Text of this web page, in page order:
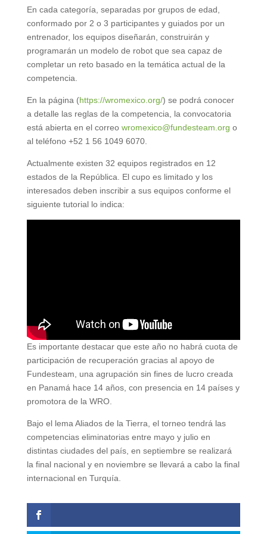
En cada categoría, separadas por grupos de edad,
conformado por 2 o 3 participantes y guiados por un
entrenador, los equipos diseñarán, construirán y
programarán un modelo de robot que sea capaz de
completar un reto basado en la temática actual de la
competencia.
En la página (https://wromexico.org/) se podrá conocer
a detalle las reglas de la competencia, la convocatoria
está abierta en el correo wromexico@fundesteam.org o
al teléfono +52 1 56 1049 6070.
Actualmente existen 32 equipos registrados en 12
estados de la República. El cupo es limitado y los
interesados deben inscribir a sus equipos conforme el
siguiente tutorial lo indica:
Es importante destacar que este año no habrá cuota de
participación de recuperación gracias al apoyo de
Fundesteam, una agrupación sin fines de lucro creada
en Panamá hace 14 años, con presencia en 14 países y
promotora de la WRO.
Bajo el lema Aliados de la Tierra, el torneo tendrá las
competencias eliminatorias entre mayo y julio en
distintas ciudades del país, en septiembre se realizará
la final nacional y en noviembre se llevará a cabo la final
internacional en Turquía.